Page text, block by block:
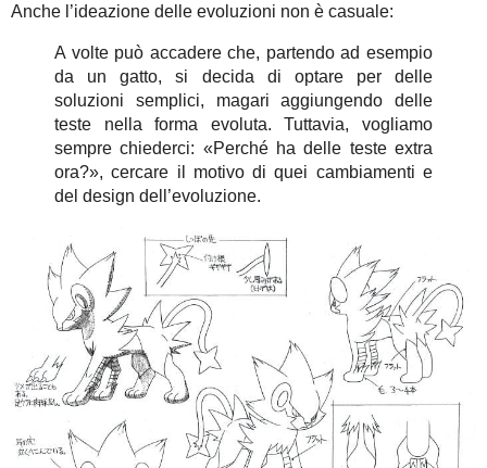
Anche l’ideazione delle evoluzioni non è casuale:
A volte può accadere che, partendo ad esempio
da un gatto, si decida di optare per delle
soluzioni semplici, magari aggiungendo delle
teste nella forma evoluta. Tuttavia, vogliamo
sempre chiederci: «Perché ha delle teste extra
ora?», cercare il motivo di quei cambiamenti e
del design dell’evoluzione.